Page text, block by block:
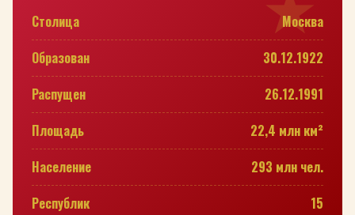
Столица
Москва
Образован
30.12.1922
Распущен
26.12.1991
Площадь
22,4 млн км²
Население
293 млн чел.
Республик
15